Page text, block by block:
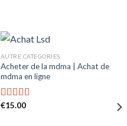
AUTRE CATEGORIES
Acheter de la mdma | Achat de
mdma en ligne
Rated
€15.00